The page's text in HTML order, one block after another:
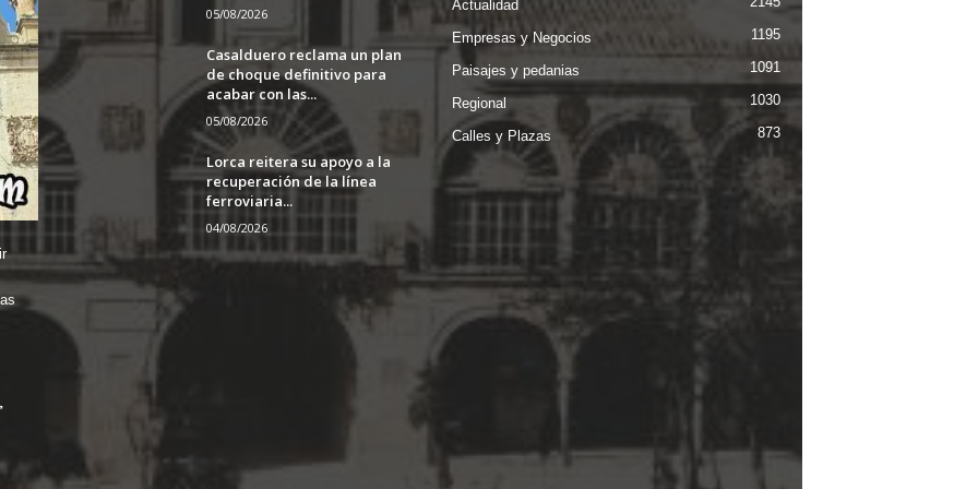
05/08/2026
Casalduero reclama un plan
de choque definitivo para
acabar con las...
05/08/2026
Lorca reitera su apoyo a la
recuperación de la línea
ferroviaria...
04/08/2026
Actualidad
Empresas y Negocios 1195
Paisajes y pedanias 1091
Regional 1030
Calles y Plazas 873